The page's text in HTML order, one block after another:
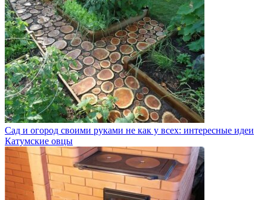
Сад и огород своими руками не как у всех: интересные идеи
Катумские овцы